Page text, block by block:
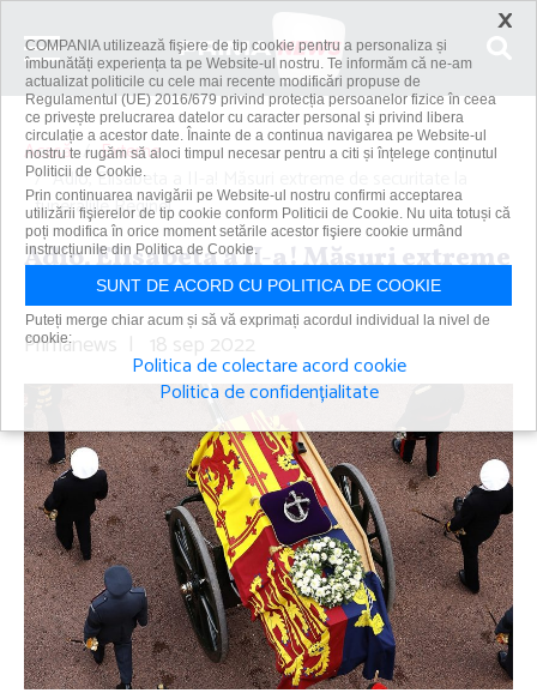
Acasă
Externe
Adio, Elisabeta a II-a! Măsuri extreme de securitate la
funeraliile Reginei
Adio, Elisabeta a II-a! Măsuri extreme
de securitate la funeraliile Reginei
Primanews | 18 sep 2022
×
COMPANIA utilizează fişiere de tip cookie pentru a personaliza și
îmbunătăți experiența ta pe Website-ul nostru. Te informăm că ne-am
actualizat politicile cu cele mai recente modificări propuse de
Regulamentul (UE) 2016/679 privind protecția persoanelor fizice în ceea
ce privește prelucrarea datelor cu caracter personal și privind libera
circulație a acestor date. Înainte de a continua navigarea pe Website-ul
nostru te rugăm să aloci timpul necesar pentru a citi și înțelege conținutul
Politicii de Cookie.
Prin continuarea navigării pe Website-ul nostru confirmi acceptarea
utilizării fişierelor de tip cookie conform Politicii de Cookie. Nu uita totuși că
poți modifica în orice moment setările acestor fişiere cookie urmând
instrucțiunile din Politica de Cookie.
SUNT DE ACORD CU POLITICA DE COOKIE
Puteți merge chiar acum și să vă exprimați acordul individual la nivel de
cookie:
Politica de colectare acord cookie
Politica de confidențialitate